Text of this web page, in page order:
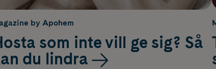
by Apohem
som inte vill ge sig? Så
du lindra